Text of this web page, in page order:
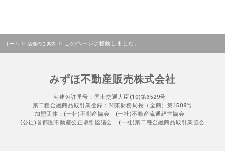
ホーム > 店舗のご案内 > このページは移動しました。
みずほ不動産販売株式会社
宅建免許番号：国土交通大臣(10)第3529号
第二種金融商品取引業登録：関東財務局長（金商）第1508号
加盟団体：(一社)不動産協会 (一社)不動産流通経営協会
(公社)首都圏不動産公正取引協議会 (一社)第二種金融商品取引業協会